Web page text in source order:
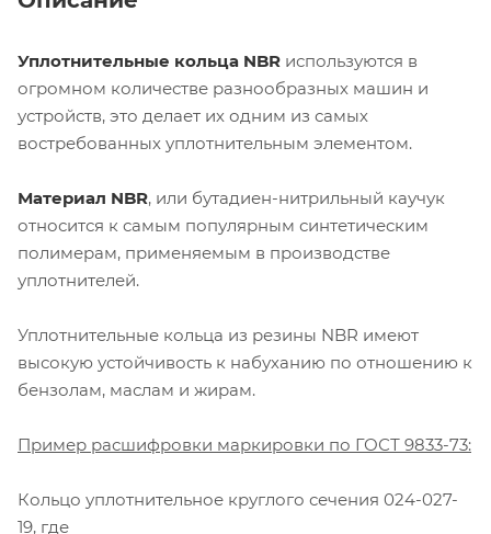
Уплотнительные кольца NBR используются в
огромном количестве разнообразных машин и
устройств, это делает их одним из самых
востребованных уплотнительным элементом.
Материал NBR, или бутадиен-нитрильный каучук
относится к самым популярным синтетическим
полимерам, применяемым в производстве
уплотнителей.
Уплотнительные кольца из резины NBR имеют
высокую устойчивость к набуханию по отношению к
бензолам, маслам и жирам.
Пример расшифровки маркировки по ГОСТ 9833-73:
Кольцо уплотнительное круглого сечения 024-027-
19, где